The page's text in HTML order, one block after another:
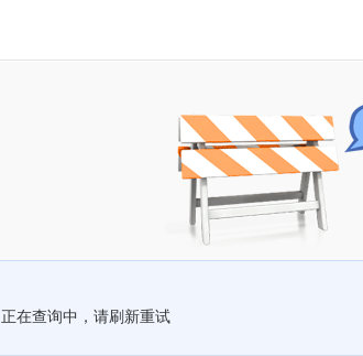
正在查询中，请刷新重试